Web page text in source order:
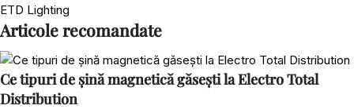
ETD Lighting
Articole recomandate
Ce tipuri de șină magnetică găsești la Electro Total
Distribution